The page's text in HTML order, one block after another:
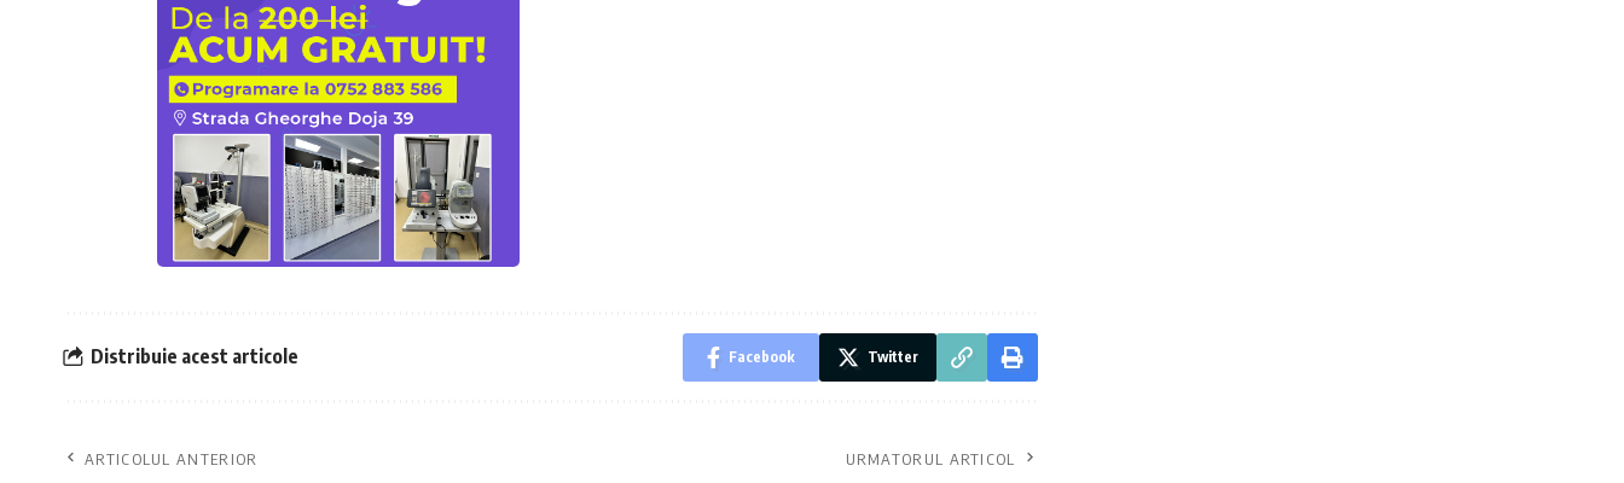
Distribuie acest articole Facebook Twitter
ARTICOLUL ANTERIOR URMATORUL ARTICOL